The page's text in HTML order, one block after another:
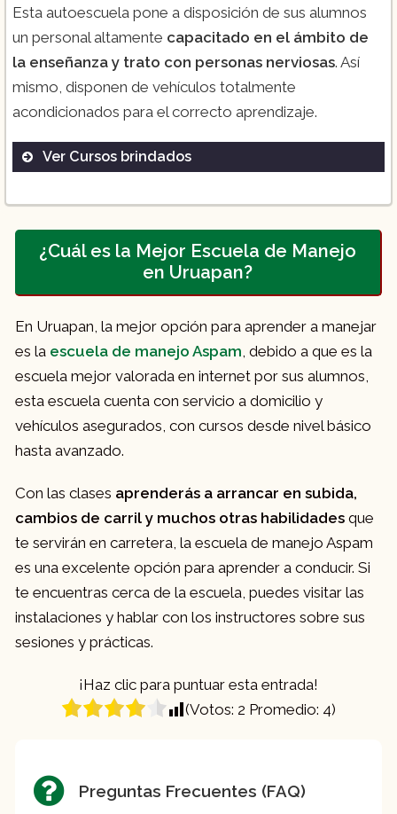
Esta autoescuela pone a disposición de sus alumnos
un personal altamente capacitado en el ámbito de
la enseñanza y trato con personas nerviosas. Así
mismo, disponen de vehículos totalmente
acondicionados para el correcto aprendizaje.
Ver Cursos brindados
¿Cuál es la Mejor Escuela de Manejo
en Uruapan?
En Uruapan, la mejor opción para aprender a manejar
es la escuela de manejo Aspam , debido a que es la
escuela mejor valorada en internet por sus alumnos,
esta escuela cuenta con servicio a domicilio y
vehículos asegurados, con cursos desde nivel básico
hasta avanzado.
Con las clases aprenderás a arrancar en subida,
cambios de carril y muchos otras habilidades que
te servirán en carretera, la escuela de manejo Aspam
es una excelente opción para aprender a conducir. Si
te encuentras cerca de la escuela, puedes visitar las
instalaciones y hablar con los instructores sobre sus
sesiones y prácticas.
¡Haz clic para puntuar esta entrada!
(Votos: 2 Promedio: 4)
Preguntas Frecuentes (FAQ)